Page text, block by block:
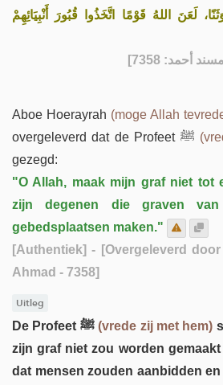
لَعَنَ اللهُ قَوْمًا اتَّخَذُوا قُبُورَ أَنْبِيَائِهِمْ
أحمد: 7358]
Aboe Hoerayrah (moge Allah
gezegd:
"O Allah, maak mijn graf niet tot
zijn degenen die graven
gebedsplaatsen maken."
[Authentiek] - [Overgeleverd door
Ahmad - 7358]
Uitleg
De Profeet ﷺ(vrede zij met hem)
zijn graf niet zou worden
dat mensen zouden aanbidden